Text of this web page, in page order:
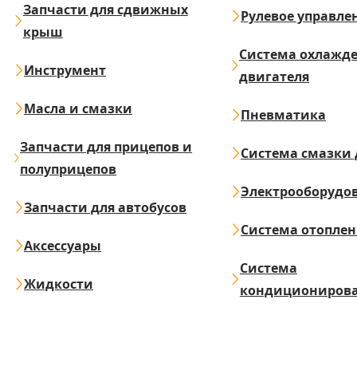
Запчасти для сдвижных
крыш
Инструмент
Масла и смазки
Запчасти для прицепов и
полуприцепов
Запчасти для автобусов
Аксессуары
Жидкости
Рулевое
Система
двигателя
Пневматика
Система смазки
Система
Система